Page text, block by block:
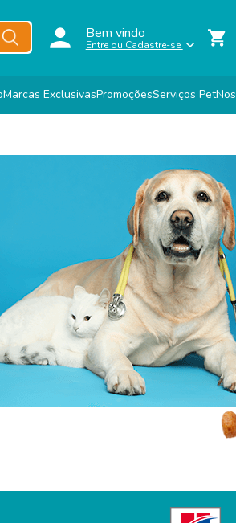
Bem vindo
Entre ou Cadastre-se
Marcas ExclusivasPromoçõesServiços Pet